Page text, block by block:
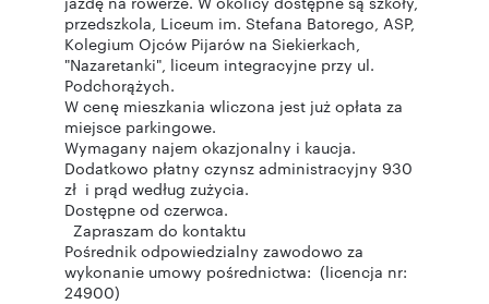
przedszkola, Liceum im. Stefana Batorego, ASP,
Kolegium Ojców Pijarów na Siekierkach,
"Nazaretanki", liceum integracyjne przy ul.
Podchorążych.
W cenę mieszkania wliczona jest już opłata za
miejsce parkingowe.
Wymagany najem okazjonalny i kaucja.
Dodatkowo płatny czynsz administracyjny 930
zł i prąd według zużycia.
Dostępne od czerwca.
Zapraszam do kontaktu
Pośrednik odpowiedzialny zawodowo za
wykonanie umowy pośrednictwa: (licencja nr:
24900)